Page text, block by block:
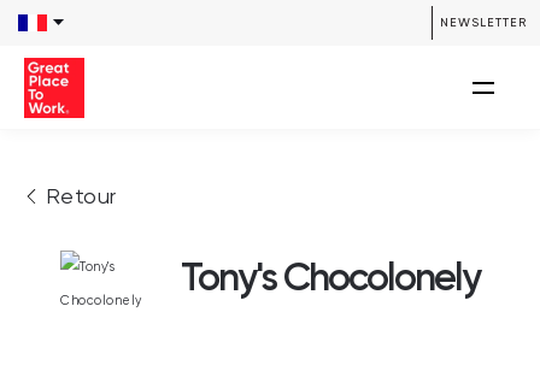
NEWSLETTER
Retour
Tony's Chocolonely